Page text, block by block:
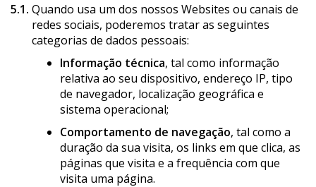
5.1. Quando usa um dos nossos Websites ou canais de
redes sociais, poderemos tratar as seguintes
categorias de dados pessoais:
Informação técnica, tal como informação
relativa ao seu dispositivo, endereço IP, tipo
de navegador, localização geográfica e
sistema operacional;
Comportamento de navegação, tal como a
duração da sua visita, os links em que clica, as
páginas que visita e a frequência com que
visita uma página.